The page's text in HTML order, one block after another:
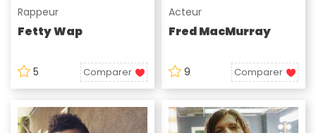
Rappeur
Fetty Wap
5 Comparer
Acteur
Fred MacMurray
9 Comparer